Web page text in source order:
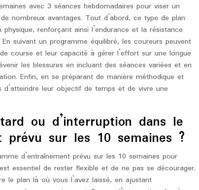
avec 3 séances hebdomadaires pour viser un
nombreux avantages. Tout d’abord, ce type de plan
renforçant ainsi l’endurance et la résistance
suivant un programme équilibré, les coureurs peuvent
course et leur capacité à gérer l’effort sur une longue
les blessures en incluant des séances variées et en
Enfin, en se préparant de manière méthodique et
leur objectif de temps et de vivre une
ou d’interruption dans le
prévu sur les 10 semaines ?
d’entraînement prévu sur les 10 semaines pour
essentiel de rester flexible et de ne pas se décourager.
le plan là où vous l’avez laissé, en ajustant